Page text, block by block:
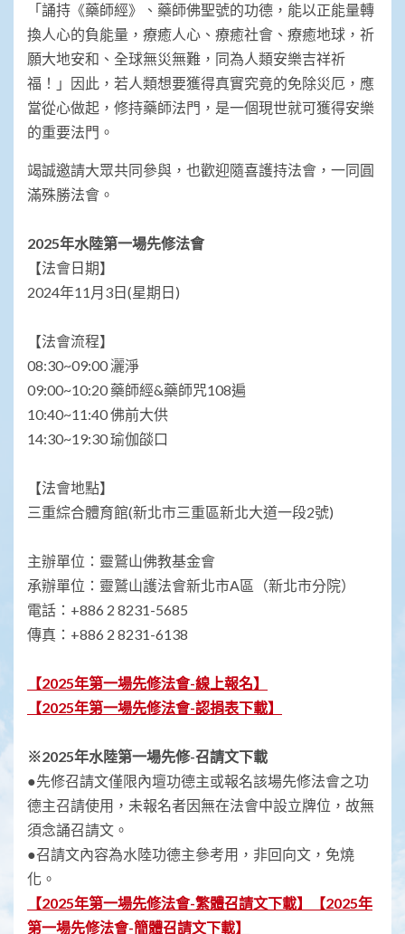
「誦持《藥師經》、藥師佛聖號的功德，能以正能量轉
換人心的負能量，療癒人心、療癒社會、療癒地球，祈
願大地安和、全球無災無難，同為人類安樂吉祥祈
福！」因此，若人類想要獲得真實究竟的免除災厄，應
當從心做起，修持藥師法門，是一個現世就可獲得安樂
的重要法門。
竭誠邀請大眾共同參與，也歡迎隨喜護持法會，一同圓
滿殊勝法會。
2025年水陸第一場先修法會
【法會日期】
2024年11月3日(星期日)
【法會流程】
08:30~09:00 灑淨
09:00~10:20 藥師經&藥師咒108遍
10:40~11:40 佛前大供
14:30~19:30 瑜伽燄口
【法會地點】
三重綜合體育館(新北市三重區新北大道一段2號)
主辦單位：靈鷲山佛教基金會
承辦單位：靈鷲山護法會新北市A區（新北市分院）
電話：+886 2 8231-5685
傳真：+886 2 8231-6138
【2025年第一場先修法會-線上報名】
【2025年第一場先修法會-認捐表下載】
※2025年水陸第一場先修-召請文下載
●先修召請文僅限內壇功德主或報名該場先修法會之功
德主召請使用，未報名者因無在法會中設立牌位，故無
須念誦召請文。
●召請文內容為水陸功德主參考用，非回向文，免燒
化。
【2025年第一場先修法會-繁體召請文下載】
【2025年
第一場先修法會-簡體召請文下載】